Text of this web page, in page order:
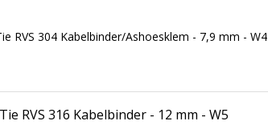
RVS 304 Kabelbinder/Ashoesklem - 7,9 mm - W4
RVS 316 Kabelbinder - 12 mm - W5